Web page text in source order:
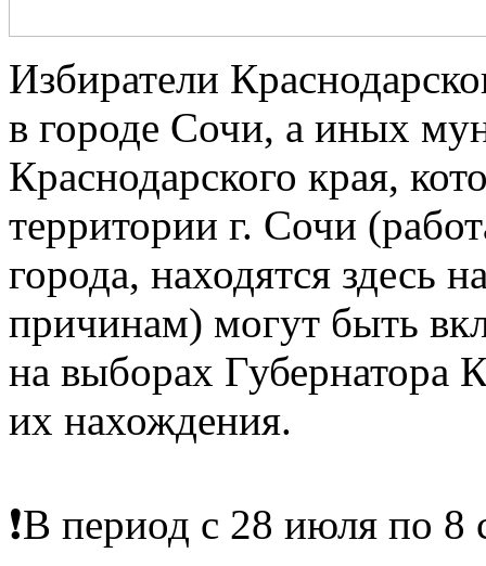
Избиратели
в городе Сочи, а иных
Краснодарского края,
территории г. Сочи
города, находятся здесь
причинам) могут быть
на выборах Губернатора
их нахождения.
❗В период с 28 июля по 8